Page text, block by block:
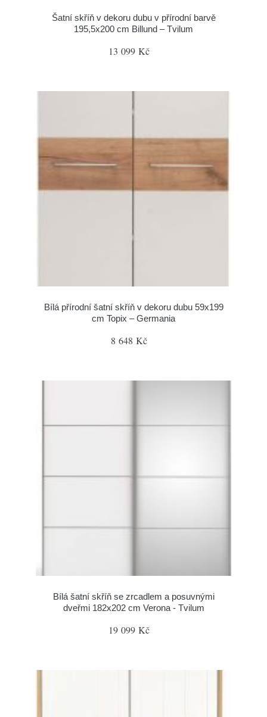
Šatní skříň v dekoru dubu v přírodní barvě
195,5x200 cm Billund – Tvilum
13 099 Kč
Bílá přírodní šatní skříň v dekoru dubu 59x199
cm Topix – Germania
8 648 Kč
Bílá šatní skříň se zrcadlem a posuvnými
dveřmi 182x202 cm Verona - Tvilum
19 099 Kč